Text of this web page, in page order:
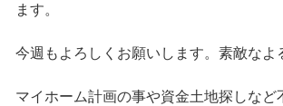
ます。
今週もよろしくお願いします。素敵なよ
マイホーム計画の事や資金土地探しなど